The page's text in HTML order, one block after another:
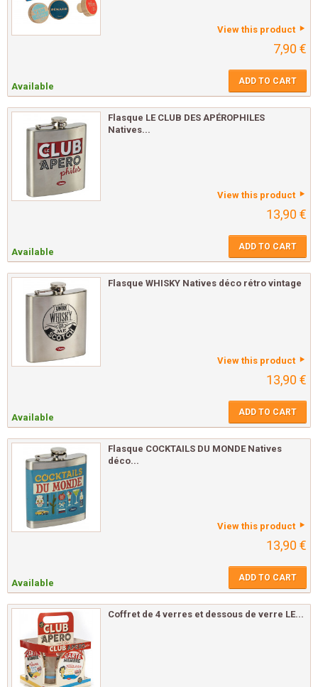
View this product
7,90 €
Available ADD TO CART
Flasque LE CLUB DES APÉROPHILES
Natives...
View this product
13,90 €
Available ADD TO CART
Flasque WHISKY Natives déco rétro vintage
View this product
13,90 €
Available ADD TO CART
Flasque COCKTAILS DU MONDE Natives
déco...
View this product
13,90 €
Available ADD TO CART
Coffret de 4 verres et dessous de verre LE...